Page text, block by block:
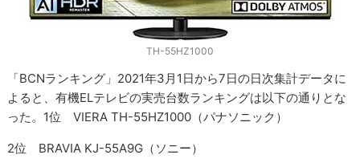
TH-55HZ1000
「BCNランキング」2021年3月1日から7日の日次集計データに
よると、有機ELテレビの実売台数ランキングは以下の通りとな
った。1位 VIERA TH-55HZ1000（パナソニック）
2位 BRAVIA KJ-55A9G（ソニー）